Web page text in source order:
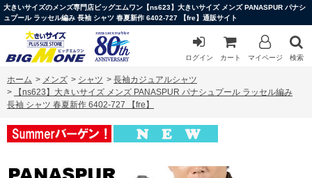
大きいサイズのメンズ専門店ビッグエムワン【ns623】大きいサイズ メンズ PANASPUR パナシ
ュプール ラッセル編み 長袖 シャツ 春夏新作 6402-727 【fre】通販サイト
ログイン カート マイページ 検索
ホーム > メンズ > シャツ > 長袖カジュアルシャツ
>
【ns623】大きいサイズ メンズ PANASPUR パナシュプール ラッセル編み
長袖 シャツ 春夏新作 6402-727 【fre】